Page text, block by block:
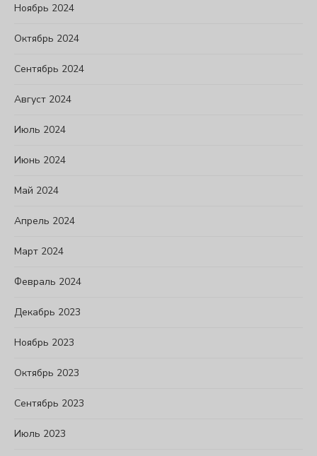
Ноябрь 2024
Октябрь 2024
Сентябрь 2024
Август 2024
Июль 2024
Июнь 2024
Май 2024
Апрель 2024
Март 2024
Февраль 2024
Декабрь 2023
Ноябрь 2023
Октябрь 2023
Сентябрь 2023
Июль 2023